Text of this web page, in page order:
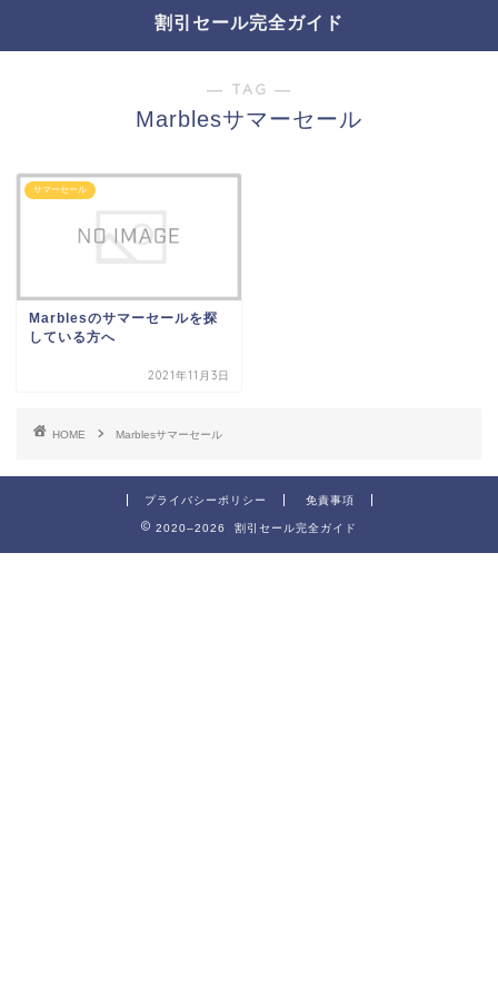
割引セール完全ガイド
― TAG ―
Marblesサマーセール
サマーセール
Marblesのサマーセールを探
している方へ
2021年11月3日
HOME Marblesサマーセール
プライバシーポリシー 免責事項
2020–2026 割引セール完全ガイド